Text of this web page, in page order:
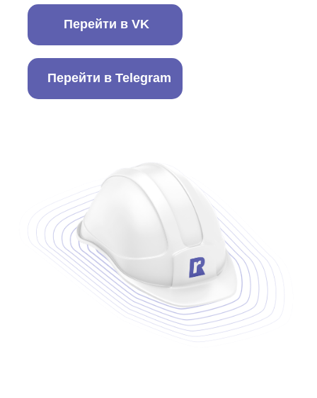
Перейти в VK
Перейти в Telegram
invest@rnra.ru
О компании
Проекты
Апартаменты
Инвесторам
Собственникам
Политика конфиденциальности
Все права защищены